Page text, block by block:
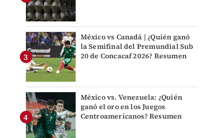
México vs Canadá | ¿Quién ganó
la Semifinal del Premundial Sub
20 de Concacaf 2026? Resumen
México vs. Venezuela: ¿Quién
ganó el oro en los Juegos
Centroamericanos? Resumen